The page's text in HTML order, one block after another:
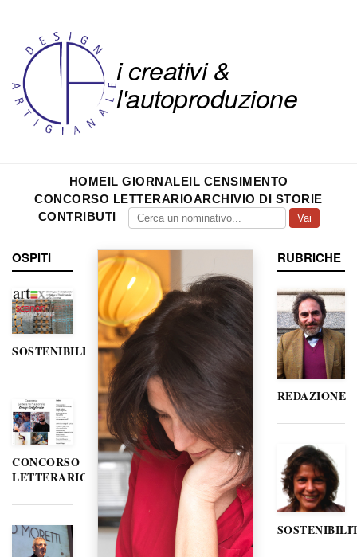
i creativi &
l'autoproduzione
HOMEIL GIORNALEIL CENSIMENTO
CONCORSO LETTERARIOARCHIVIO DI STORIE
CONTRIBUTI
Vai
OSPITI
SOSTENIBILITÀ
CONCORSO
LETTERARIO
RUBRICHE
REDAZIONE